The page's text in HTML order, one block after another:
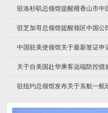
驻洛杉矶总领馆提醒檀香山市中
驻芝加哥总领馆提醒领区中国公
中国驻美使领馆关于最新签证申
关于自美国赴华乘客远端防控措
驻纽约总领馆发布关于东航一航